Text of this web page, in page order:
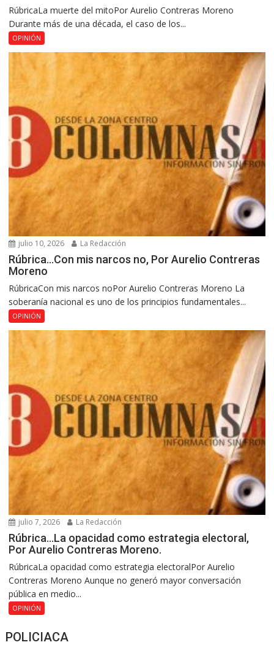
RúbricaLa muerte del mitoPor Aurelio Contreras Moreno
Durante más de una década, el caso de los...
OPINIÓN
julio 10, 2026 La Redacción
Rúbrica…Con mis narcos no, Por Aurelio Contreras
Moreno
RúbricaCon mis narcos noPor Aurelio Contreras Moreno La
soberanía nacional es uno de los principios fundamentales...
OPINIÓN
julio 7, 2026 La Redacción
Rúbrica…La opacidad como estrategia electoral,
Por Aurelio Contreras Moreno.
RúbricaLa opacidad como estrategia electoralPor Aurelio
Contreras Moreno Aunque no generó mayor conversación
pública en medio...
OPINIÓN
POLICIACA